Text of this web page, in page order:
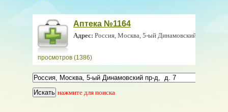
Аптека №1164
Адрес: Россия, Москва, 5-ый Динамовский пр-д, д. 7
просмотров (1386)
нажмите для поиска